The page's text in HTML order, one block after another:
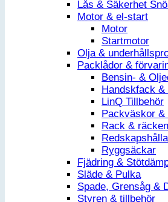
Lås & Säkerhet
Motor & el-start
Motor
Startmotor
Olja &
Packlådor &
Bensin- &
Handskfack
LinQ Tillbehör
Packväskor &
Rack & räcken
Ryggsäckar
Fjädring &
Släde & Pulka
Spade, Grensåg &
Styren & tillbehör